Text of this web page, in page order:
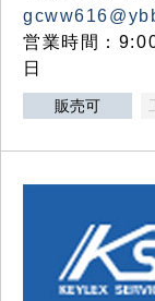
営業時間：
日
販売可